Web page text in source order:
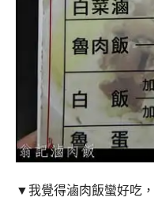
▼我覺得滷肉飯蠻好吃，